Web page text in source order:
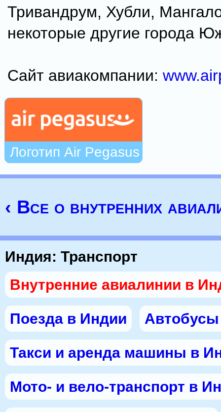
Тривандрум, Хубли,
некоторые другие города
Сайт авиакомпании:
Логотип Air Pegasus
‹ Все о внутренних
Индия: Транспорт
Внутренние авиалинии в
Поезда в Индии
Такси и аренда машины в
Мото- и вело-транспорт в